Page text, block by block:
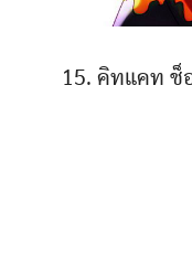
15. คิทแคท ช็